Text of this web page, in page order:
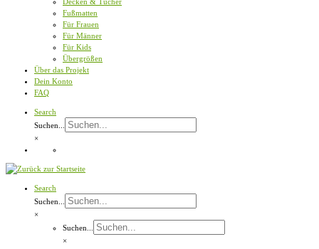
Fußmatten
Für Frauen
Für Männer
Für Kids
Übergrößen
Über das Projekt
Dein Konto
FAQ
Search
Suchen...
×
Search
Suchen...
×
Suchen...
×